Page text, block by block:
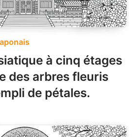
à cinq étages
des arbres fleuris
de pétales.